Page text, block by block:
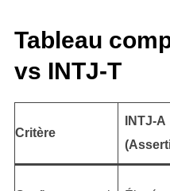
Tableau
vs INTJ-T
Critère
INTJ-A